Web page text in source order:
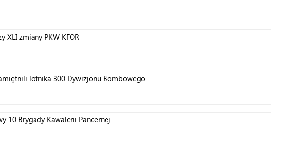
XLI zmiany PKW KFOR
lotnika 300 Dywizjonu Bombowego
10 Brygady Kawalerii Pancernej